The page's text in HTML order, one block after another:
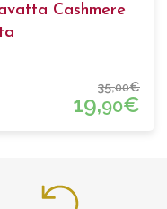
Cashmere
35,00€
19,90€